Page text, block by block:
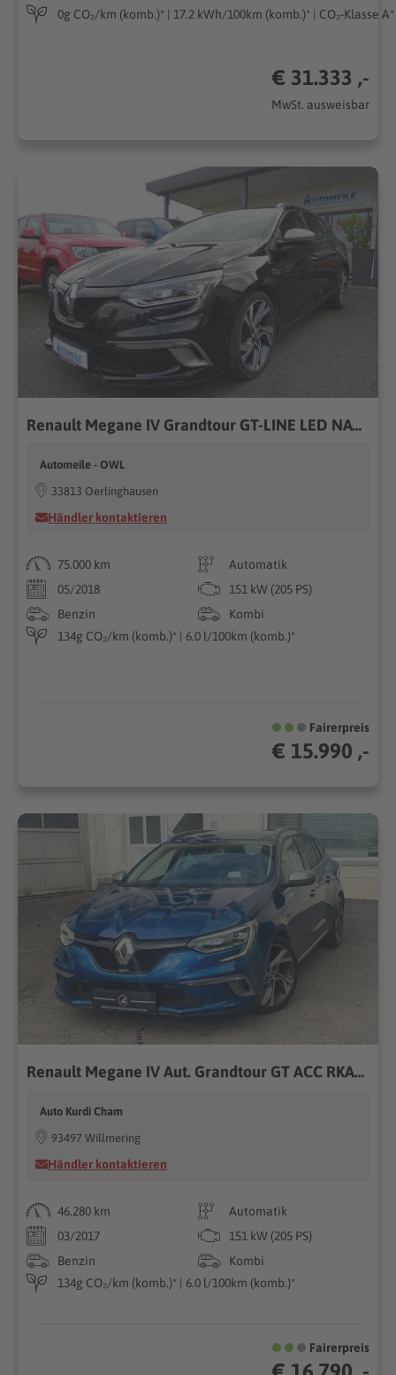
0g CO₂/km (komb.)* | 17.2 kWh/100km (komb.)* | CO₂-Klasse A*
€ 31.333 ,-
MwSt. ausweisbar
Renault Megane IV Grandtour GT-LINE LED NAVI SHZ PDC
Automeile - OWL
33813 Oerlinghausen
Händler kontaktieren
75.000 km
Automatik
05/2018
151 kW (205 PS)
Benzin
Kombi
134g CO₂/km (komb.)* | 6.0 l/100km (komb.)*
Fairerpreis
€ 15.990 ,-
Renault Megane IV Aut. Grandtour GT ACC RKAM LED CARPLAY
Auto Kurdi Cham
93497 Willmering
Händler kontaktieren
46.280 km
Automatik
03/2017
151 kW (205 PS)
Benzin
Kombi
134g CO₂/km (komb.)* | 6.0 l/100km (komb.)*
Fairerpreis